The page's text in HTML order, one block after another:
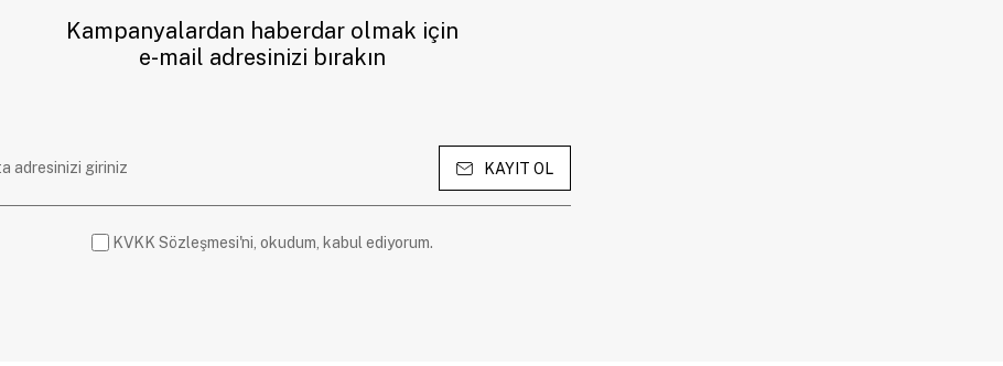
Kampanyalardan haberdar olmak için
e-mail adresinizi bırakın
KAYIT OL
KVKK Sözleşmesi'ni, okudum, kabul ediyorum.